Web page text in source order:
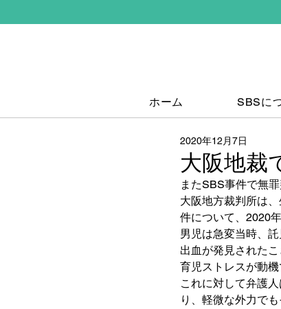
ホーム SBSに
大阪地裁
2020年12月7日
またSBS事件で無
大阪地方裁判所は
件について、2020
男児は急変当時、
出血が発見された
育児ストレスが動機
これに対して弁護
り、軽微な外力で